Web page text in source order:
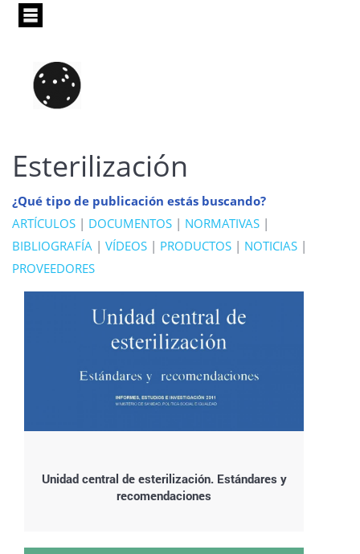
Pasar
principal
Esterilización
¿Qué tipo de publicación estás buscando?
ARTÍCULOS | DOCUMENTOS | NORMATIVAS |
BIBLIOGRAFÍA | VÍDEOS | PRODUCTOS | NOTICIAS |
PROVEEDORES
Unidad central de esterilización. Estándares y
recomendaciones